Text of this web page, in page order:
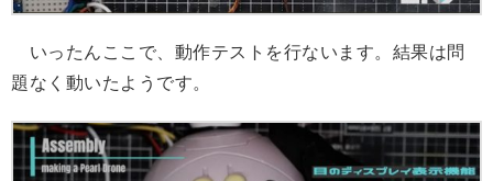
いったんここで、動作テストを行ないます。結果は問
題なく動いたようです。